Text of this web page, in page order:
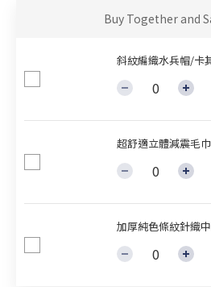
Buy Together and
斜紋編織水兵帽/卡
超舒適立體減震毛
加厚純色條紋針織